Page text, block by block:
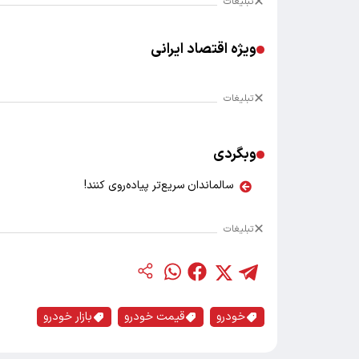
ویژه اقتصاد ایرانی
تبلیغات
وبگردی
سالماندان سریع‌تر پیاده‌روی کنند!
تبلیغات
خودرو قیمت خودرو بازار خودرو